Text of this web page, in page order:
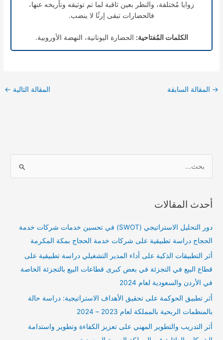
زوايا مُختلفة، والنظر بعين ثاقبة لما تم توثيقه وتأريخه عنها،
فالحضارات تبقى إرثًا لا ينضب.
الكلمات المُفتاحية: الحضارة اليونانية، النهضة الأوروبية.
→ المقالة السابقة المقالة التالية ←
ح
أحدث المقالات
دور التحليل الاستراتيجي (SWOT) في تحسين خدمات شركات خدمة
الحجاج دراسة تطبيقية على شركات خدمة الحجاج بمكة المكرمة
أثر التطبيقات الذكية على أداء المدير التشغيلي دراسة تطبيقية على
قطاع البيع في التجزئة في بعض كبرى قطاعات البيع بالتجزئة الخاصة
في الأردن والسعودية لعام 2024
أثر تطبيق الحوكمة على تحقيق الأهداف الاستراتيجية: دراسة حالة
بالمنظمات الربحية بالمملكة لعام 2023 – 2024
أثر التدريب والتطوير المهني على تعزيز الكفاءة وتطوير واستدامة